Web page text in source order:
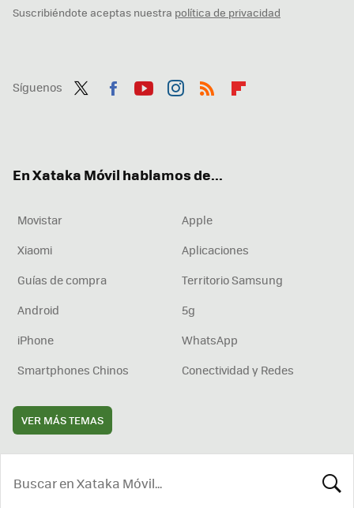
Suscribiéndote aceptas nuestra política de privacidad
Síguenos
En Xataka Móvil hablamos de...
Movistar
Apple
Xiaomi
Aplicaciones
Guías de compra
Territorio Samsung
Android
5g
iPhone
WhatsApp
Smartphones Chinos
Conectividad y Redes
VER MÁS TEMAS